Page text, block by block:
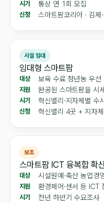
시기 통상 연 1회 모집
신청 스마트팜코리아 · 김제
시설 임대
임대형 스마트팜
대상 보육 수료 청년농 우선
지원 완공된 스마트팜을 시
시기 혁신밸리·지자체별 수
신청 혁신밸리 4곳 + 지자
보조
스마트팜 ICT 융복합 확
대상 시설원예·축산 농업경
지원 환경제어·센서 등 ICT
시기 전년 하반기 수요조사